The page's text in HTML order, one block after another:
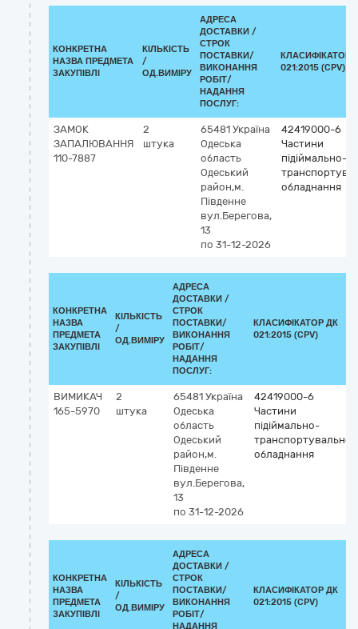
КОНКРЕТНА
НАЗВА ПРЕДМЕТА
ЗАКУПІВЛІ
КІЛЬКІСТЬ
/
ОД.ВИМІРУ
АДРЕСА
ДОСТАВКИ /
СТРОК
ПОСТАВКИ/
ВИКОНАННЯ
РОБІТ/
НАДАННЯ
ПОСЛУГ:
КЛАСИФІКАТОР
021:2015 (CPV)
ЗАМОК
ЗАПАЛЮВАННЯ
110-7887
2
штука
65481 Україна
Одеська
область
Одеський
район,м.
Південне
вул.Берегова,
13
по 31-12-2026
42419000-6
Частини
підіймально-
обладнання
КОНКРЕТНА
НАЗВА
ПРЕДМЕТА
ЗАКУПІВЛІ
КІЛЬКІСТЬ
/
ОД.ВИМІРУ
АДРЕСА
ДОСТАВКИ /
СТРОК
ПОСТАВКИ/
ВИКОНАННЯ
РОБІТ/
НАДАННЯ
ПОСЛУГ:
КЛАСИФІКАТОР ДК
021:2015 (CPV)
ВИМИКАЧ
165-5970
2
штука
65481 Україна
Одеська
область
Одеський
район,м.
Південне
вул.Берегова,
13
по 31-12-2026
42419000-6
Частини
підіймально-
обладнання
КОНКРЕТНА
НАЗВА
ПРЕДМЕТА
ЗАКУПІВЛІ
КІЛЬКІСТЬ
/
ОД.ВИМІРУ
АДРЕСА
ДОСТАВКИ /
СТРОК
ПОСТАВКИ/
ВИКОНАННЯ
РОБІТ/
НАДАННЯ
КЛАСИФІКАТОР ДК
021:2015 (CPV)